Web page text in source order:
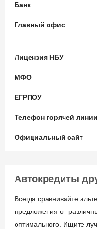
Банк
Главный офис
Лицензия НБУ
МФО
ЕГРПОУ
Телефон горячей линии
Официальный сайт
Автокредиты
Всегда сравнивайте
предложения от
оптимального. Ищите